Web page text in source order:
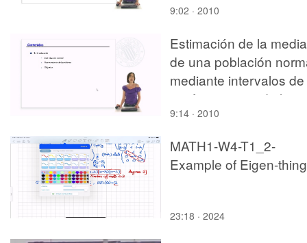
desviación típica es
9:02 · 2010
Estimación de la media
de una población
mediante intervalos de
confianza cuando la
desviación típica es
9:14 · 2010
MATH1-W4-T1_2-
Example of Eigen-
23:18 · 2024